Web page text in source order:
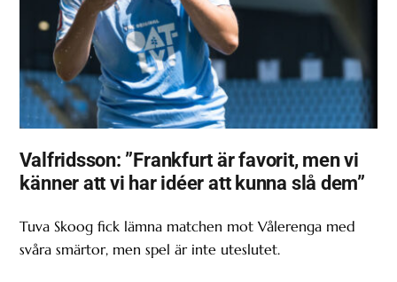
Valfridsson: ”Frankfurt är favorit, men vi
känner att vi har idéer att kunna slå dem”
Tuva Skoog fick lämna matchen mot Vålerenga med
svåra smärtor, men spel är inte uteslutet.